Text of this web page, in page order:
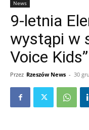
News
9-letnia
wystąpi w
Voice Kids”
Przez Rzeszów News - 30